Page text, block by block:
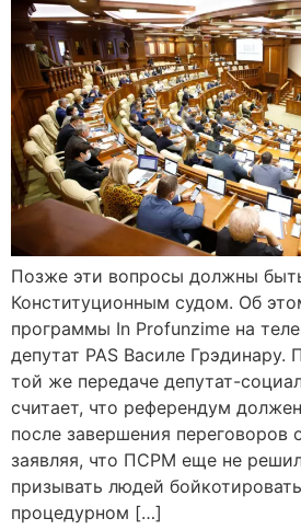
Позже эти вопросы должны
Конституционным судом. Об
программы In Profunzime на
депутат PAS Василе
той же передаче депутат-
считает, что референдум
после завершения переговоров
заявляя, что ПСРМ еще не
призывать людей
процедурном […]